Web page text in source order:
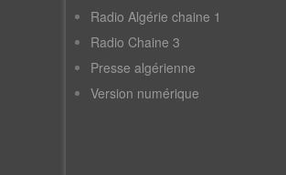
Radio Algérie chaine 1
Radio Chaine 3
Presse algérienne
Version numérique